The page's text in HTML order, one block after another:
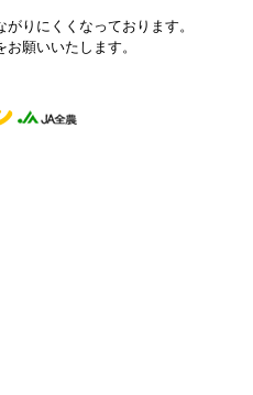
りにくくなっております。
願いいたします。